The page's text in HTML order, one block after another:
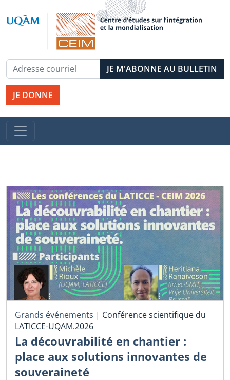
JE DONNE
Grands événements | Conférence scientifique du
LATICCE-UQAM.2026
La découvrabilité en chantier :
place aux solutions innovantes de
souveraineté